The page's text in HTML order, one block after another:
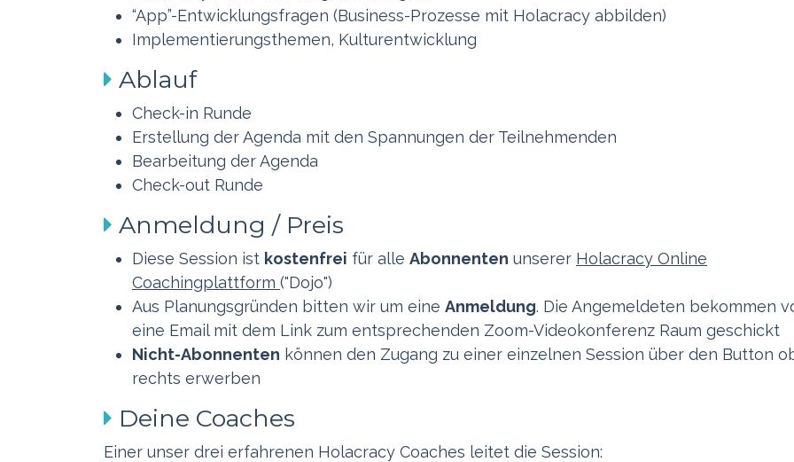
“App”-Entwicklungsfragen (Business-Prozesse mit Holacracy abbilden)
Implementierungsthemen, Kulturentwicklung
Ablauf
Check-in Runde
Erstellung der Agenda mit den Spannungen der Teilnehmenden
Bearbeitung der Agenda
Check-out Runde
Anmeldung / Preis
Diese Session ist kostenfrei für alle Abonnenten unserer Holacracy Online
Coachingplattform ("Dojo")
Aus Planungsgründen bitten wir um eine Anmeldung. Die Angemeldeten bekommen
eine Email mit dem Link zum entsprechenden Zoom-Videokonferenz Raum geschickt
Nicht-Abonnenten können den Zugang zu einer einzelnen Session über den Button
rechts erwerben
Deine Coaches
Einer unser drei erfahrenen Holacracy Coaches leitet die Session: